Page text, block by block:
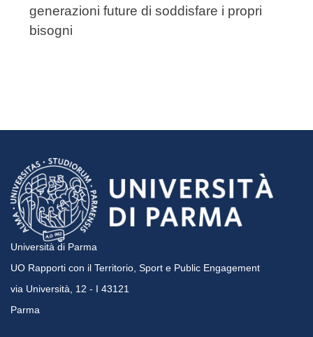
generazioni future di soddisfare i propri
bisogni
Università di Parma
UO Rapporti con il Territorio, Sport e Public Engagement
via Università, 12 - I 43121
Parma